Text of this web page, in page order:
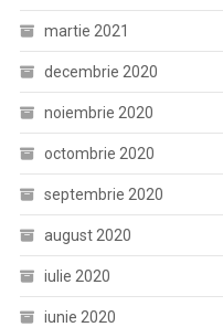
martie 2021
decembrie 2020
noiembrie 2020
octombrie 2020
septembrie 2020
august 2020
iulie 2020
iunie 2020